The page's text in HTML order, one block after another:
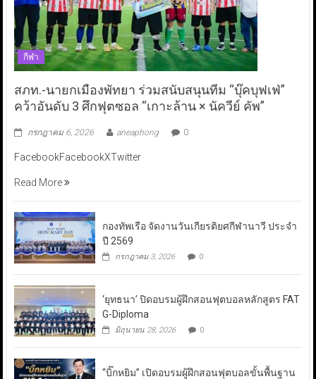
กีฬา
สภท.-นายกเมืองพัทยา ร่วมสนับสนุนทีม “บุ๊คบุฟเฟ่”
คว้าอันดับ 3 ศึกฟุตซอล “เกาะล้าน × นัควีย์ คัพ”
กรกฎาคม 6, 2026 aneaphong 0
FacebookFacebookXTwitter
Read More
กองทัพเรือ จัดงานวันเกียรติยศกีฬานาวี ประจำ
ปี 2569
กรกฎาคม 3, 2026 0
‘ยุทธนา’ ปิดอบรมผู้ฝึกสอนฟุตบอลหลักสูตร FAT
G-Diploma
มิถุนายน 28, 2026 0
“บิ๊กหยิม” เปิดอบรมผู้ฝึกสอนฟุตบอลขั้นพื้นฐาน